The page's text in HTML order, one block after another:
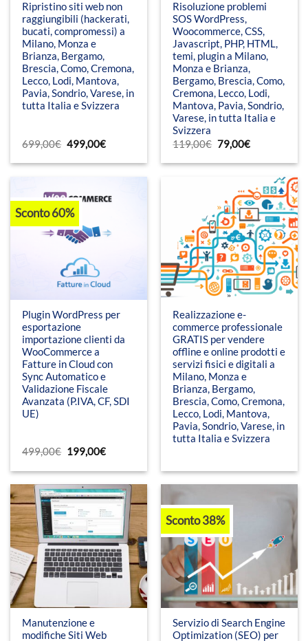
Ripristino siti web non
raggiungibili (hackerati,
bucati, compromessi) a
Milano, Monza e
Brianza, Bergamo,
Brescia, Como, Cremona,
Lecco, Lodi, Mantova,
Pavia, Sondrio, Varese, in
tutta Italia e Svizzera
699,00€ Il
prezzo
originale
499,00€Il
attuale
Risoluzione problemi
SOS WordPress,
Woocommerce, CSS,
Javascript, PHP, HTML,
temi, plugin a Milano,
Monza e Brianza,
Bergamo, Brescia, Como,
Cremona, Lecco, Lodi,
Mantova, Pavia, Sondrio,
Varese, in tutta Italia e
Svizzera
119,00€ Il
prezzo
originale
79,00€Il
attuale
79,00€.
Sconto 60%
Plugin WordPress per
esportazione
importazione clienti da
WooCommerce a
Fatture in Cloud con
Sync Automatico e
Validazione Fiscale
Avanzata (P.IVA, CF, SDI
UE)
499,00€ Il
originale
499,00€.
199,00€Il
attuale
199,00€.
Realizzazione e-
commerce professionale
GRATIS per vendere
offline e online prodotti e
servizi fisici e digitali a
Milano, Monza e
Brianza, Bergamo,
Brescia, Como, Cremona,
Lecco, Lodi, Mantova,
Pavia, Sondrio, Varese, in
tutta Italia e Svizzera
Manutenzione e
modifiche Siti Web
Sconto 38%
Servizio di Search Engine
Optimization (SEO) per